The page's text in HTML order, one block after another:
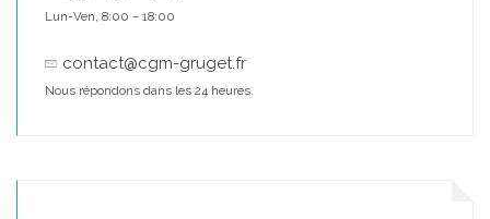
Lun-Ven, 8:00 – 18:00
contact@cgm-gruget.fr
Nous répondons dans les 24 heures.